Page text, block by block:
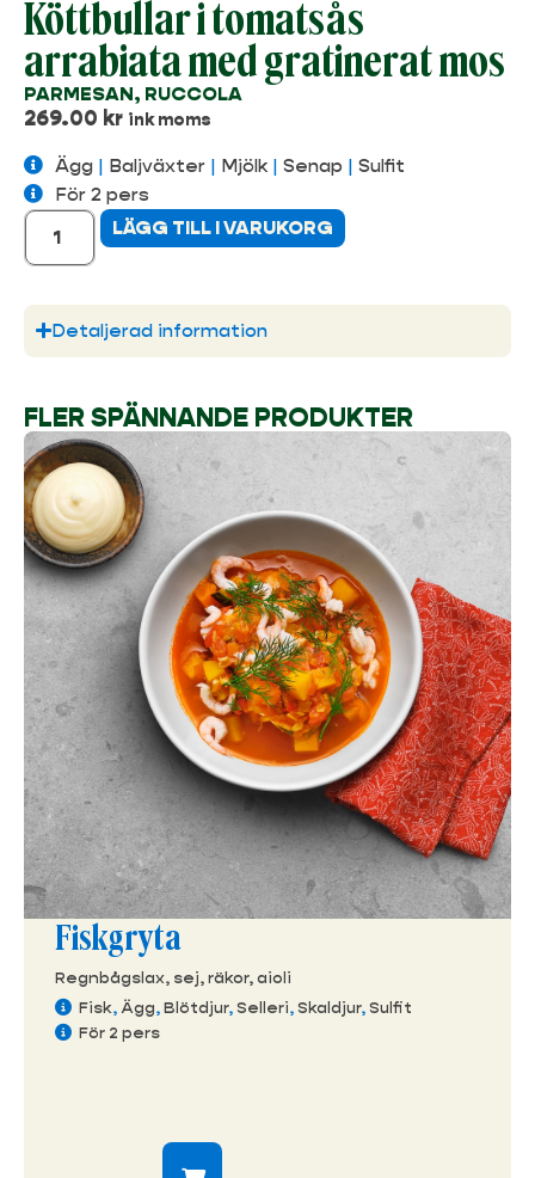
Köttbullar i tomatsås
arrabiata med gratinerat mos
PARMESAN, RUCCOLA
269.00 kr ink moms
Ägg | Baljväxter | Mjölk | Senap | Sulfit
För 2 pers
LÄGG TILL I VARUKORG
Detaljerad information
FLER SPÄNNANDE PRODUKTER
Fiskgryta
Regnbågslax, sej, räkor, aioli
Fisk, Ägg,Blötdjur,Selleri,Skaldjur,Sulfit
För 2 pers